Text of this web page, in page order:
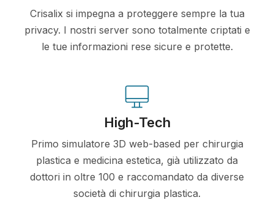
Crisalix si impegna a proteggere sempre la tua
privacy. I nostri server sono totalmente criptati e
le tue informazioni rese sicure e protette.
High-Tech
Primo simulatore 3D web-based per chirurgia
plastica e medicina estetica, già utilizzato da
dottori in oltre 100 e raccomandato da diverse
società di chirurgia plastica.